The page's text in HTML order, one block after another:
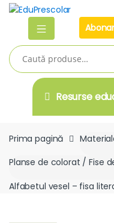
Skip
navigation
Skip
Caută
după:
Resurse
Prima pagină
Planse de colorat / Fise
Alfabetul vesel – fisa